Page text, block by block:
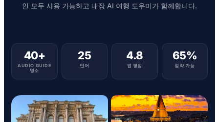
인 모두 사용 가능하고 내장 AI 여행 도우미가 함께합니다.
40+
AUDIO GUIDE
명소
25
언어
4.8
앱 평점
65%
절약 가능